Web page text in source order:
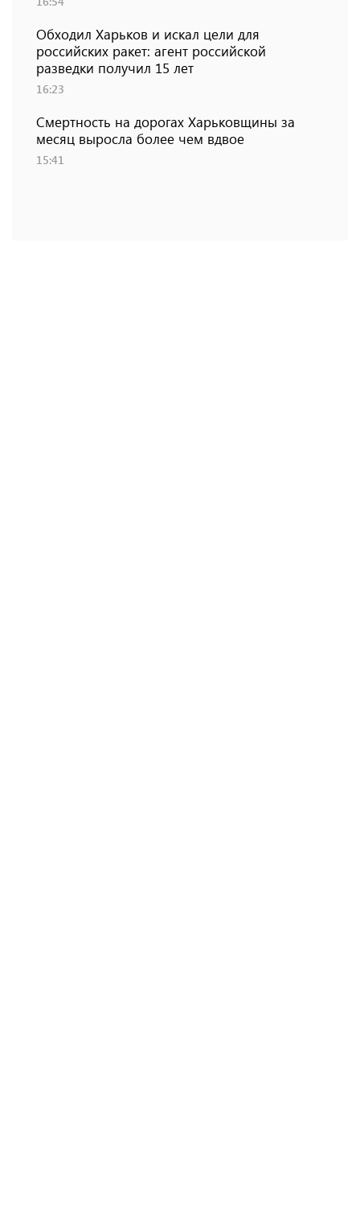
Обходил Харьков и искал цели для
российских ракет: агент российской
разведки получил 15 лет
16:23
Смертность на дорогах Харьковщины за
месяц выросла более чем вдвое
15:41